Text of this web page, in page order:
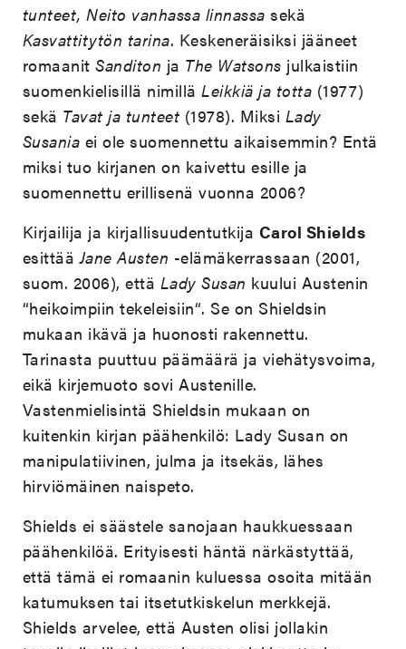
tunteet, Neito vanhassa linnassa sekä
Kasvattitytön tarina. Keskeneräisiksi jääneet
romaanitSanditon ja The Watsons julkaistiin
suomenkielisillä nimilläLeikkiä ja totta (1977)
sekä Tavat ja tunteet (1978). Miksi Lady
Susania ei ole suomennettu aikaisemmin? Entä
miksi tuo kirjanen on kaivettu esille ja
suomennettu erillisenä vuonna 2006?
Kirjailija ja kirjallisuudentutkija Carol Shields
esittääJane Austen -elämäkerrassaan (2001,
suom. 2006), että Lady Susan kuului Austenin
“heikoimpiin tekeleisiin“. Se on Shieldsin
mukaan ikävä ja huonosti rakennettu.
Tarinasta puuttuu päämäärä ja viehätysvoima,
eikä kirjemuoto sovi Austenille.
Vastenmielisintä Shieldsin mukaan on
kuitenkin kirjan päähenkilö: Lady Susan on
manipulatiivinen, julma ja itsekäs, lähes
hirviömäinen naispeto.
Shields ei säästele sanojaan haukkuessaan
päähenkilöä. Erityisesti häntä närkästyttää,
että tämä ei romaanin kuluessa osoita mitään
katumuksen tai itsetutkiskelun merkkejä.
Shields arvelee, että Austen olisi jollakin